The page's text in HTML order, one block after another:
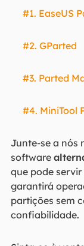
#1. EaseUS
#2. GParted
#3. Parted
#4. MiniTool
Junte-se a nós
software
que pode
garantirá
partições sem
confiabilidade.